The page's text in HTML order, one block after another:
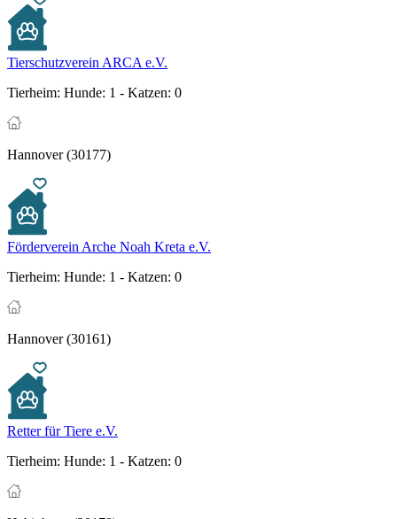
Tierschutzverein ARCA e.V.
Tierheim: Hunde: 1 - Katzen: 0
Hannover (30177)
Förderverein Arche Noah Kreta e.V.
Tierheim: Hunde: 1 - Katzen: 0
Hannover (30161)
Retter für Tiere e.V.
Tierheim: Hunde: 1 - Katzen: 0